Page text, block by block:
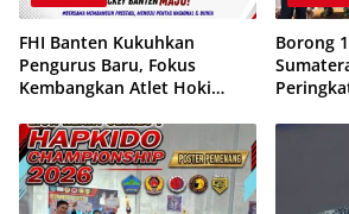
FHI Banten Kukuhkan
Pengurus Baru, Fokus
Kembangkan Atlet Hoki
Borong